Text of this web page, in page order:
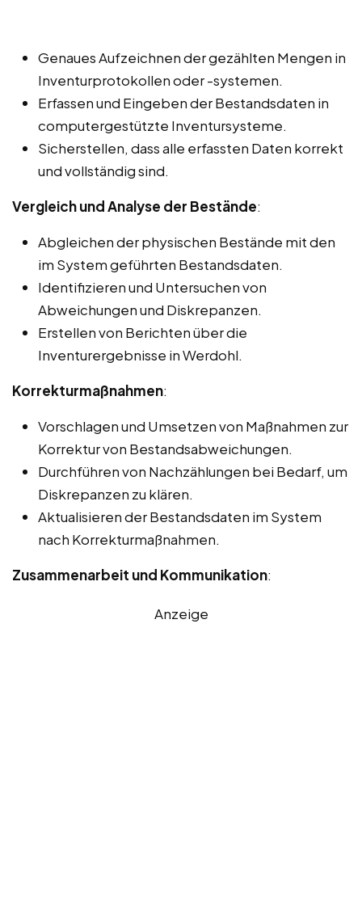
Genaues Aufzeichnen der gezählten Mengen in
Inventurprotokollen oder -systemen.
Erfassen und Eingeben der Bestandsdaten in
computergestützte Inventursysteme.
Sicherstellen, dass alle erfassten Daten korrekt
und vollständig sind.
Vergleich und Analyse der Bestände:
Abgleichen der physischen Bestände mit den
im System geführten Bestandsdaten.
Identifizieren und Untersuchen von
Abweichungen und Diskrepanzen.
Erstellen von Berichten über die
Inventurergebnisse in Werdohl.
Korrekturmaßnahmen:
Vorschlagen und Umsetzen von Maßnahmen zur
Korrektur von Bestandsabweichungen.
Durchführen von Nachzählungen bei Bedarf, um
Diskrepanzen zu klären.
Aktualisieren der Bestandsdaten im System
nach Korrekturmaßnahmen.
Zusammenarbeit und Kommunikation:
Anzeige